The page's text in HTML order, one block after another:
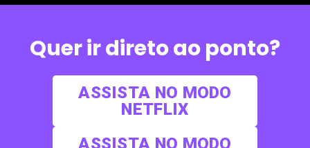
Quer ir direto ao ponto?
ASSISTA NO MODO
NETFLIX
ASSISTA NO MODO